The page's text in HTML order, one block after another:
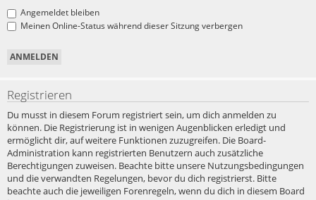
Angemeldet bleiben
Meinen Online-Status während dieser Sitzung verbergen
Registrieren
Du musst in diesem Forum registriert sein, um dich anmelden zu
können. Die Registrierung ist in wenigen Augenblicken erledigt und
ermöglicht dir, auf weitere Funktionen zuzugreifen. Die Board-
Administration kann registrierten Benutzern auch zusätzliche
Berechtigungen zuweisen. Beachte bitte unsere Nutzungsbedingungen
und die verwandten Regelungen, bevor du dich registrierst. Bitte
beachte auch die jeweiligen Forenregeln, wenn du dich in diesem Board